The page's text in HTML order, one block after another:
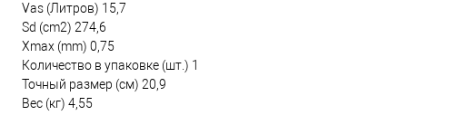
Vas (Литров) 15,7
Sd (cm2) 274,6
Xmax (mm) 0,75
Количество в упаковке (шт.) 1
Точный размер (см) 20,9
Вес (кг) 4,55